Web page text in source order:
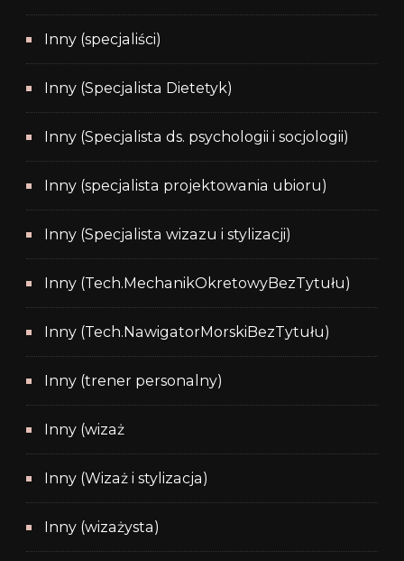
Inny (specjaliści)
Inny (Specjalista Dietetyk)
Inny (Specjalista ds. psychologii i socjologii)
Inny (specjalista projektowania ubioru)
Inny (Specjalista wizazu i stylizacji)
Inny (Tech.MechanikOkretowyBezTytułu)
Inny (Tech.NawigatorMorskiBezTytułu)
Inny (trener personalny)
Inny (wizaż
Inny (Wizaż i stylizacja)
Inny (wizażysta)